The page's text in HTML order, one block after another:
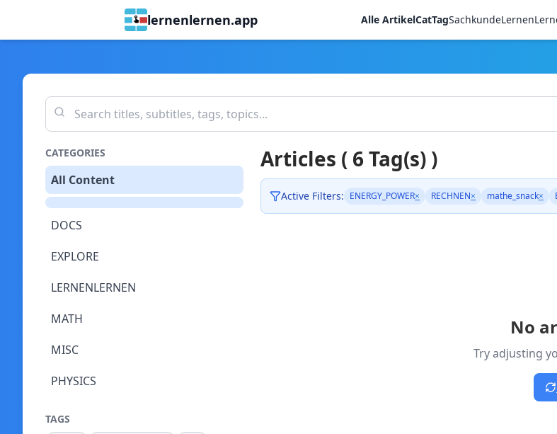
lernenlernen.app Alle ArtikelCatTagSachkunde
CATEGORIES
All Content
DOCS
EXPLORE
LERNENLERNEN
MATH
MISC
PHYSICS
TAGS
Articles ( 6 Tag(s) )
Active Filters: ENERGY_POWER× RECHNEN× mathe_snack×
No
Try adjusting